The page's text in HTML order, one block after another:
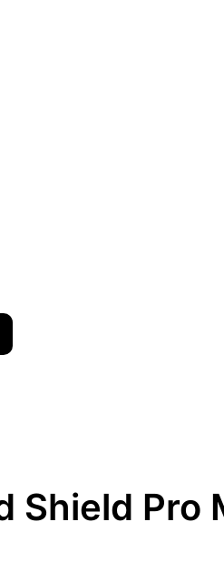
Shield Pro